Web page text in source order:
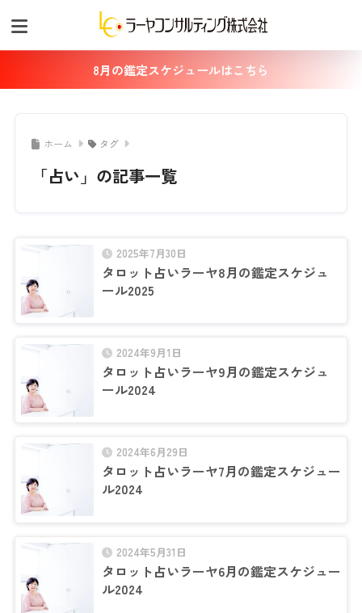
8月の鑑定スケジュールはこちら
ホーム タグ
「占い」の記事一覧
2025年7月30日
タロット占いラーヤ8月の鑑定スケジュ
ール2025
2024年9月1日
タロット占いラーヤ9月の鑑定スケジュ
ール2024
2024年6月29日
タロット占いラーヤ7月の鑑定スケジュー
ル2024
2024年5月31日
タロット占いラーヤ6月の鑑定スケジュー
ル2024